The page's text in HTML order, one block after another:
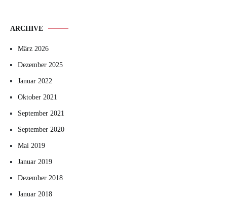
ARCHIVE
März 2026
Dezember 2025
Januar 2022
Oktober 2021
September 2021
September 2020
Mai 2019
Januar 2019
Dezember 2018
Januar 2018